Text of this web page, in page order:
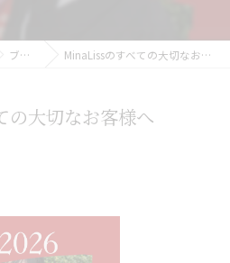
ブログ MinaLissのすべての大切なお客様へ
の大切なお客様へ